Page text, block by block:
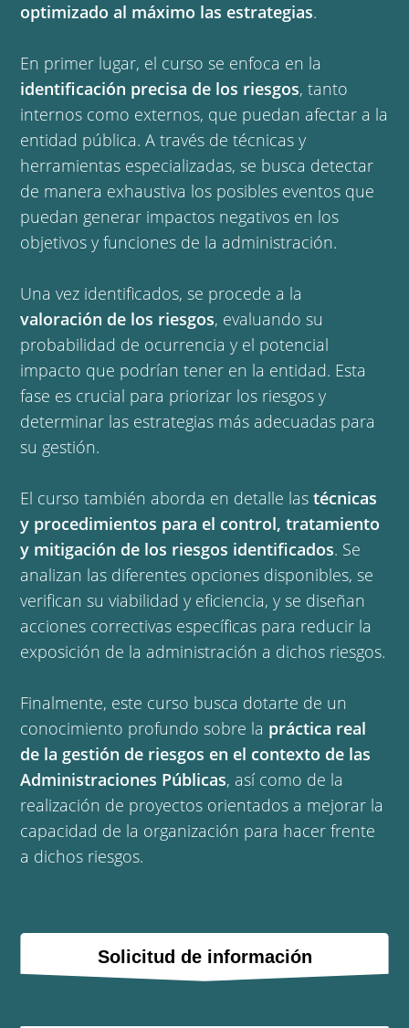
optimizado al máximo las estrategias.
En primer lugar, el curso se enfoca en la
identificación precisa de los riesgos, tanto
internos como externos, que puedan afectar a la
entidad pública. A través de técnicas y
herramientas especializadas, se busca detectar
de manera exhaustiva los posibles eventos que
puedan generar impactos negativos en los
objetivos y funciones de la administración.
Una vez identificados, se procede a la
valoración de los riesgos, evaluando su
probabilidad de ocurrencia y el potencial
impacto que podrían tener en la entidad. Esta
fase es crucial para priorizar los riesgos y
determinar las estrategias más adecuadas para
su gestión.
El curso también aborda en detalle lastécnicas
y procedimientos para el control, tratamiento
y mitigación de los riesgos identificados. Se
analizan las diferentes opciones disponibles, se
verifican su viabilidad y eficiencia, y se diseñan
acciones correctivas específicas para reducir la
exposición de la administración a dichos riesgos.
Finalmente, este curso busca dotarte de un
conocimiento profundo sobre la práctica real
de la gestión de riesgos en el contexto de las
Administraciones Públicas, así como de la
realización de proyectos orientados a mejorar la
capacidad de la organización para hacer frente
a dichos riesgos.
Solicitud de información